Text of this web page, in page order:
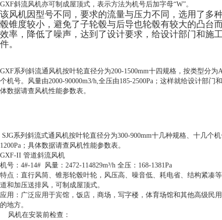
GXF斜流风机亦可制成屋顶式，表示方法为机号后加字母“W”。
该风机因型号不同，要求的流量与压力不同，选用了多
毂锥度较小，避免了子轮毂与后导也轮毂有较大的凸台
效率，降低了噪声，达到了设计要求，给设计部门和施
件。
GXF系列斜流通风机按叶轮直径分为200-1500mm十四规格，按类型分
个机号。风量由2000-90000m3/h,全压由185-2500Pa；这样就给设计部
体数据请查风机性能参数表。
SJG系列斜流式通风机按叶轮直径分为300-900mm十几种规格、十几个
1200Pa；具体数据请查风机性能参数表。
GXF-II 管道斜流风机
机号：4#-14# 风量：2472-114829m³/h 全压：168-1381Pa
特点：直行风筒、锥形轮毂叶轮，风压高、噪音低、耗电省、结构紧凑
道和加压送排风，可制成屋顶式。
应用：广泛应用于宾馆，饭店，商场，写字楼，体育场馆和其他高级民
的地方。
风机在安装前检查：